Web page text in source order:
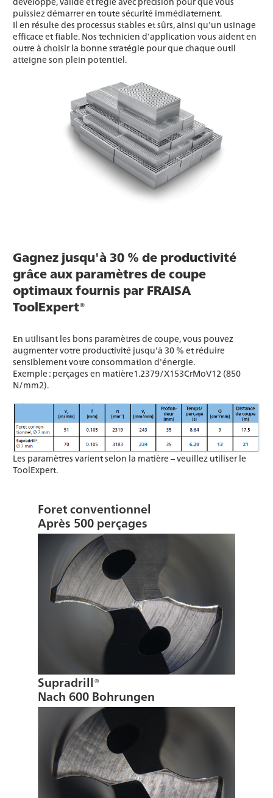
puissiez démarrer en toute sécurité immédiatement.
Il en résulte des processus stables et sûrs, ainsi qu'un usinage
efficace et fiable. Nos technicien d’application vous aident en
outre à choisir la bonne stratégie pour que chaque outil
atteigne son plein potentiel.
Gagnez jusqu'à 30 % de productivité
grâce aux paramètres de coupe
optimaux fournis par FRAISA
ToolExpert®
En utilisant les bons paramètres de coupe, vous pouvez
augmenter votre productivité jusqu'à 30 % et réduire
sensiblement votre consommation d'énergie.
Exemple : perçages en matière1.2379/X153CrMoV12 (850
N/mm2).
Les paramètres varient selon la matière – veuillez utiliser le
ToolExpert.
Foret conventionnel
Après 500 perçages
Supradrill®
Nach 600 Bohrungen